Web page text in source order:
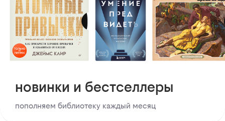
новинки и бестселлеры
пополняем библиотеку каждый месяц